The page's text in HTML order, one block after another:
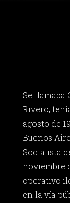
Se llamaba
Rivero,
agosto de
Buenos
Socialista
noviembre
operativo
en la vía